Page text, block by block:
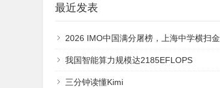
最近发表
2026 IMO中国满分屠榜，上海中学横扫金牌！GPT-5.6再现AlphaGO时刻
我国智能算力规模达2185EFLOPS
三分钟读懂Kimi